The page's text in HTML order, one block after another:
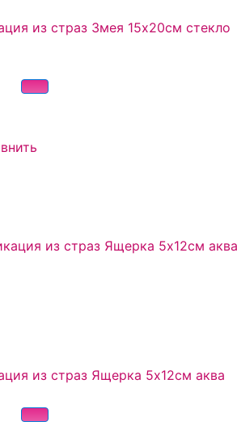
из страз Змея 15х20см стекло
из страз Ящерка 5х12см аква